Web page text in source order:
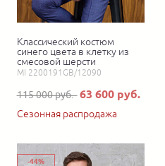
Классический костюм
синего цвета в клетку из
смесовой шерсти
MI 2200191GB/12090
115 000 руб. 63 600 руб.
Сезонная распродажа
-44%